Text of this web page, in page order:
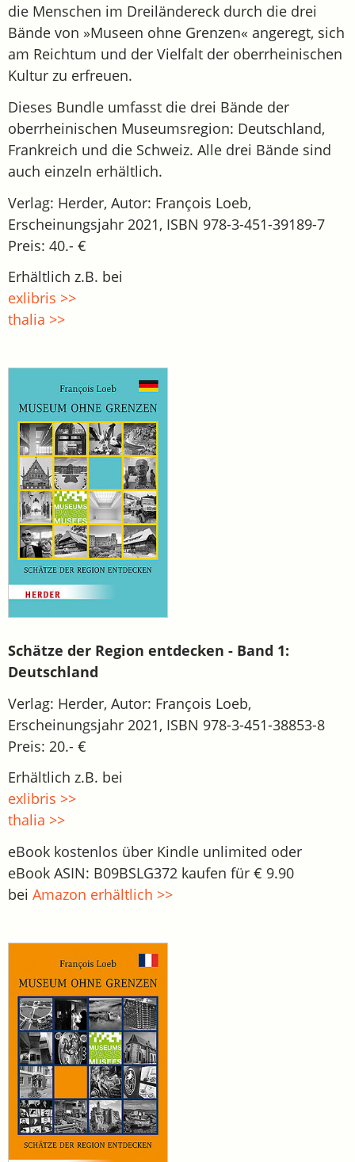
die Menschen im Dreiländereck durch die drei
Bände von »Museen ohne Grenzen« angeregt, sich
am Reichtum und der Vielfalt der oberrheinischen
Kultur zu erfreuen.
Dieses Bundle umfasst die drei Bände der
oberrheinischen Museumsregion: Deutschland,
Frankreich und die Schweiz. Alle drei Bände sind
auch einzeln erhältlich.
Verlag: Herder, Autor: François Loeb,
Erscheinungsjahr 2021, ISBN 978-3-451-39189-7
Preis: 40.- €
Erhältlich z.B. bei
exlibris >>
thalia >>
Schätze der Region entdecken - Band 1:
Deutschland
Verlag: Herder, Autor: François Loeb,
Erscheinungsjahr 2021, ISBN 978-3-451-38853-8
Preis: 20.- €
Erhältlich z.B. bei
exlibris >>
thalia >>
eBook kostenlos über Kindle unlimited oder
eBook ASIN: B09BSLG372 kaufen für € 9.90
beiAmazon erhältlich >>